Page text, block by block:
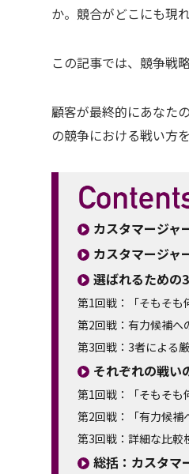
か。競合がどこにも現
この記事では、競争戦
顧客が最終的にあなた
の競争における戦い方
カスタマージャ
カスタマージャ
選ばれるための
第1回戦：「そもそも
第2回戦：有力候補へ
第3回戦：3者による
それぞれの戦い
第1回戦：「そもそも
第2回戦：「有力候補
第3回戦：詳細な比較
総括：カスタマ